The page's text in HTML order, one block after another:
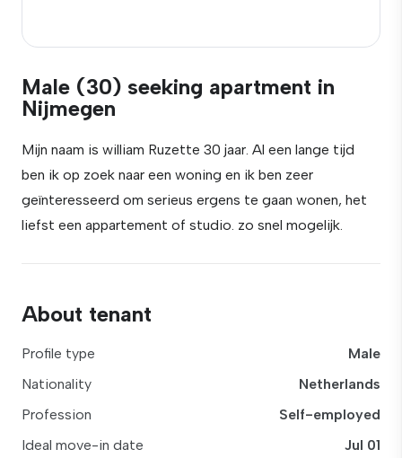
Male (30) seeking apartment in
Nijmegen
Mijn naam is william Ruzette 30 jaar. Al een lange tijd
ben ik op zoek naar een woning en ik ben zeer
geïnteresseerd om serieus ergens te gaan wonen, het
liefst een appartement of studio. zo snel mogelijk.
About tenant
Profile type
Male
Nationality
Netherlands
Profession
Self-employed
Ideal move-in date
Jul 01